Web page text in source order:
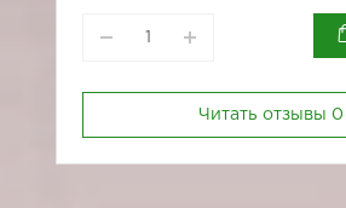
Читать отзывы 0